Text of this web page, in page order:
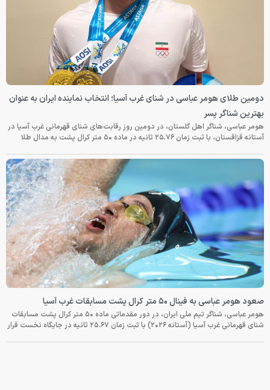
دومین طلای هومر عباسی در شنای غرب آسیا؛ انتخاب نماینده ایران به عنوان
بهترین شناگر پسر
هومر عباسی، شناگر اهل گلستان، در دومین روز رقابت‌های شنای قهرمانی غرب آسیا در
آستانه قزاقستان، با ثبت زمان ۲۵.۷۶ ثانیه در ماده ۵۰ متر کرال پشت به مدال طلا
صعود هومر عباسی به فینال ۵۰ متر کرال پشت مسابقات غرب آسیا
هومر عباسی، شناگر تیم ملی ایران، در دور مقدماتی ماده ۵۰ متر کرال پشت مسابقات
شنای قهرمانی غرب آسیا (آستانه ۲۰۲۶) با ثبت زمان ۲۵.۶۷ ثانیه در جایگاه نخست قرار